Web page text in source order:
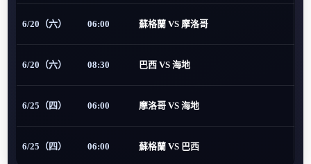
6/20（六） 06:00 蘇格蘭 VS 摩洛哥
6/20（六） 08:30 巴西 VS 海地
6/25（四） 06:00 摩洛哥 VS 海地
6/25（四） 06:00 蘇格蘭 VS 巴西